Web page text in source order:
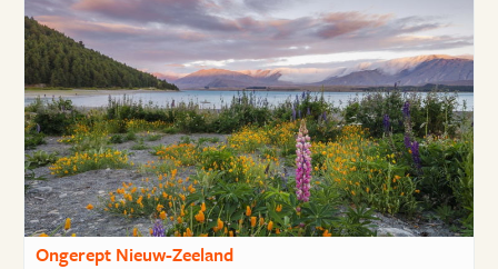
Ongerept Nieuw-Zeeland